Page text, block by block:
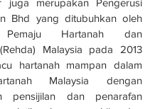
juga merupakan Pengerusi
Bhd yang ditubuhkan oleh
Pemaju Hartanah dan
Malaysia pada 2013
hartanah mampan dalam
Malaysia dengan
pensijilan dan penarafan